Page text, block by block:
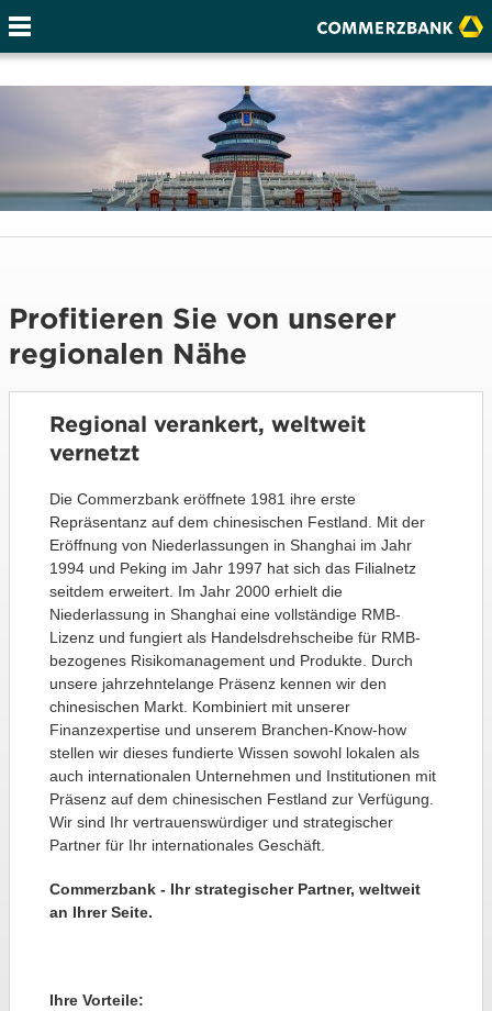
Profitieren Sie von unserer
regionalen Nähe
Regional verankert, weltweit
vernetzt
Die Commerzbank eröffnete 1981 ihre erste
Repräsentanz auf dem chinesischen Festland. Mit der
Eröffnung von Niederlassungen in Shanghai im Jahr
1994 und Peking im Jahr 1997 hat sich das Filialnetz
seitdem erweitert. Im Jahr 2000 erhielt die
Niederlassung in Shanghai eine vollständige RMB-
Lizenz und fungiert als Handelsdrehscheibe für RMB-
bezogenes Risikomanagement und Produkte. Durch
unsere jahrzehntelange Präsenz kennen wir den
chinesischen Markt. Kombiniert mit unserer
Finanzexpertise und unserem Branchen-Know-how
stellen wir dieses fundierte Wissen sowohl lokalen als
auch internationalen Unternehmen und Institutionen mit
Präsenz auf dem chinesischen Festland zur Verfügung.
Wir sind Ihr vertrauenswürdiger und strategischer
Partner für Ihr internationales Geschäft.
Commerzbank - Ihr strategischer Partner, weltweit
an Ihrer Seite.
Ihre Vorteile: